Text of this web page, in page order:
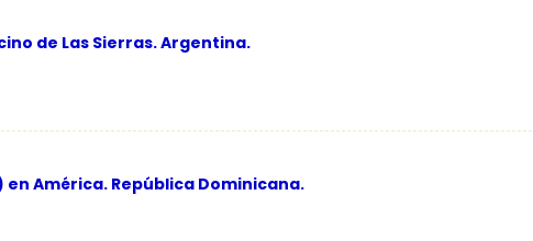
de Las Sierras. Argentina.
en América. República Dominicana.